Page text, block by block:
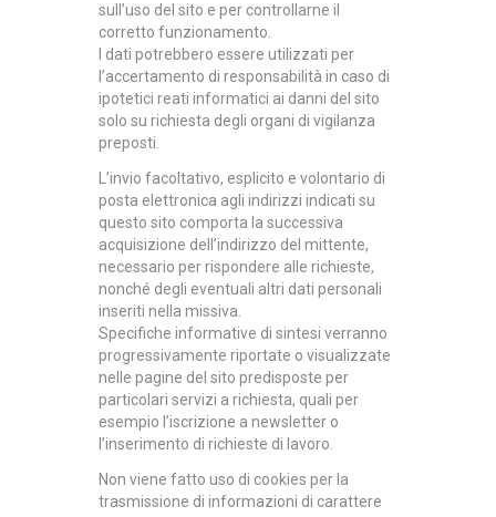
sull’uso del sito e per controllarne il
corretto funzionamento.
I dati potrebbero essere utilizzati per
l’accertamento di responsabilità in caso di
ipotetici reati informatici ai danni del sito
solo su richiesta degli organi di vigilanza
preposti.
L’invio facoltativo, esplicito e volontario di
posta elettronica agli indirizzi indicati su
questo sito comporta la successiva
acquisizione dell’indirizzo del mittente,
necessario per rispondere alle richieste,
nonché degli eventuali altri dati personali
inseriti nella missiva.
Specifiche informative di sintesi verranno
progressivamente riportate o visualizzate
nelle pagine del sito predisposte per
particolari servizi a richiesta, quali per
esempio l’iscrizione a newsletter o
l’inserimento di richieste di lavoro.
Non viene fatto uso di cookies per la
trasmissione di informazioni di carattere